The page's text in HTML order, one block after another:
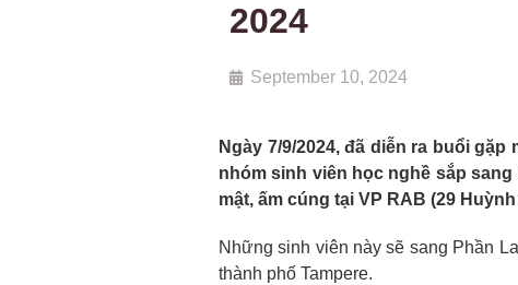
2024
September 10, 2024
Ngày 7/9/2024, đã diễn ra buổi
nhóm sinh viên học nghề sắp
mật, ấm cúng tại VP RAB (29
Những sinh viên này sẽ sang Phần
thành phố Tampere.